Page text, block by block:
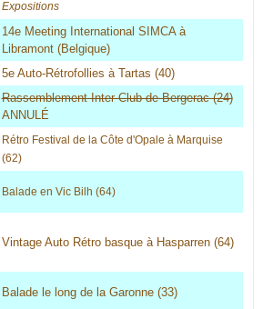
Expositions
14e Meeting International SIMCA à
Libramont (Belgique)
5e Auto-Rétrofollies à Tartas (40)
Rassemblement Inter-Club de Bergerac (24)
ANNULÉ
Rétro Festival de la Côte d'Opale à Marquise
(62)
Balade en Vic Bilh (64)
Vintage Auto Rétro basque à Hasparren (64)
Balade le long de la Garonne (33)